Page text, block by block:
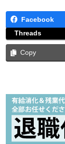
Facebook
Threads
Copy